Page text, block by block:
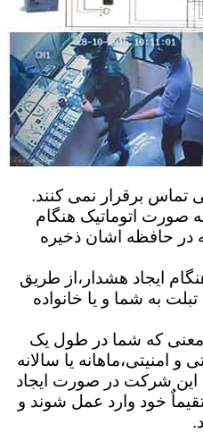
تماس برقرار نمی کنند.
صورت اتوماتیک هنگام
در حافظه اشان ذخیره
ایجاد هشدار،از طریق
به شما و یا خانواده
معنی که شما در طول یک
امنیتی،ماهانه یا سالانه
این شرکت در صورت ایجاد
خود وارد عمل شوند و